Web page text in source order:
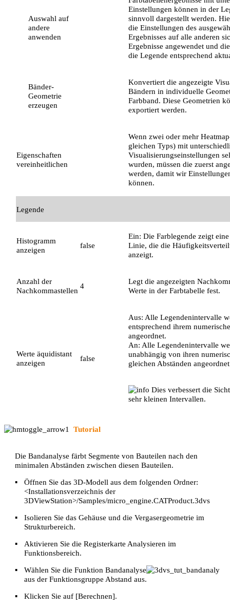
Auswahl auf
andere
anwenden
Einstellungen können in der
sinnvoll dargestellt werden.
die Einstellungen des
Ergebnisses auf alle anderen
Ergebnisse angewendet und
die Legende entsprechend
Bänder-
Geometrie
erzeugen
Konvertiert die angezeigte
Bändern in individuelle
Farbband. Diese Geometrien
exportiert werden.
Eigenschaften
vereinheitlichen
Wenn zwei oder mehr
gleichen Typs) mit
Visualisierungseinstellungen
wurden, müssen die zuerst
werden, damit wir
können.
Legende
Histogramm
anzeigen
false
Ein: Die Farblegende zeigt
Linie, die die
anzeigt.
Anzahl der
Nachkommastellen
4
Legt die angezeigten
Werte in der Farbtabelle fest.
Werte äquidistant
anzeigen
false
Aus: Alle Legendenintervalle
entsprechend ihrem
angeordnet.
An: Alle Legendenintervalle
unabhängig von ihren
gleichen Abständen
Dies verbessert die
sehr kleinen Intervallen.
Tutorial
Die Bandanalyse färbt Segmente von Bauteilen nach den
minimalen Abständen zwischen diesen Bauteilen.
▪
Öffnen Sie das 3D-Modell aus dem folgenden Ordner:
<Installationsverzeichnis der
3DViewStation>/Samples/micro_engine.CATProduct.3dvs
▪
Isolieren Sie dasGehäuse und dieVergasergeometrie im
Strukturbereich.
▪
Aktivieren Sie die Registerkarte Analysieren im
Funktionsbereich.
▪
Wählen Sie die FunktionBandanalyse
aus der Funktionsgruppe Abstand aus.
▪
Klicken Sie auf [Berechnen].